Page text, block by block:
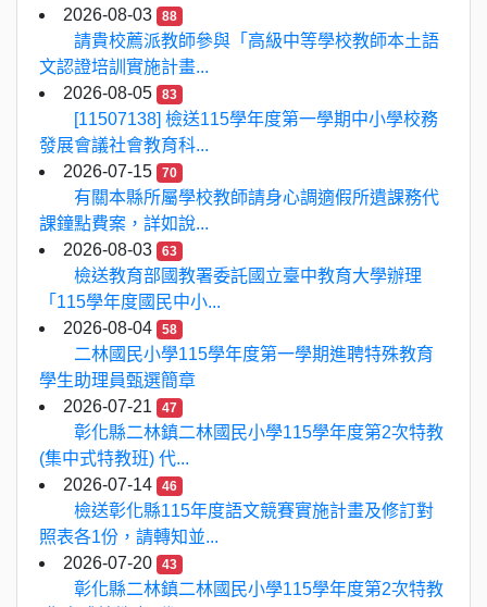
2026-08-03
88
請貴校薦派教師參與「高級中等學校教師本土語
文認證培訓實施計畫...
2026-08-05
83
[11507138] 檢送115學年度第一學期中小學校務
發展會議社會教育科...
2026-07-15
70
有關本縣所屬學校教師請身心調適假所遺課務代
課鐘點費案，詳如說...
2026-08-03
63
檢送教育部國教署委託國立臺中教育大學辦理
「115學年度國民中小...
2026-08-04
58
二林國民小學115學年度第一學期進聘特殊教育
學生助理員甄選簡章
2026-07-21
47
彰化縣二林鎮二林國民小學115學年度第2次特教
(集中式特教班) 代...
2026-07-14
46
檢送彰化縣115年度語文競賽實施計畫及修訂對
照表各1份，請轉知並...
2026-07-20
43
彰化縣二林鎮二林國民小學115學年度第2次特教